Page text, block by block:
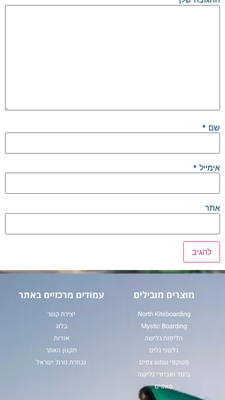
שם *
אימייל *
אתר
מוצרים מובילים
North Kiteboarding
Mystic Boarding
חליפות גלישה
גלשני גלים
משקפי שמש צפים
ביגוד ואביזרי גלישה
סאפים
עמודים מרכזיים באתר
יצירת קשר
בלוג
אודות
תקנון האתר
נבחרת נורת' ישראל